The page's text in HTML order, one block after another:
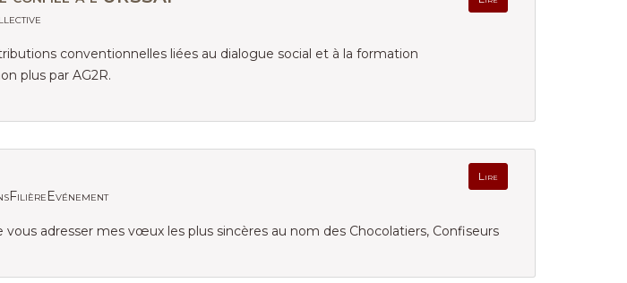
conventionnelles liées au dialogue social et à la formation
plus par AG2R.
Lire
vous adresser mes vœux les plus sincères au nom des Chocolatiers, Confiseurs